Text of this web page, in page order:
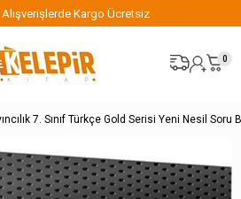
Kargo Ücretsiz
0